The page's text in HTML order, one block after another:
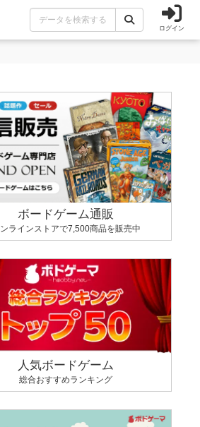
通販ストア ログイン
ボードゲーム通販
ラインストアで7,500商品を販売中
人気ボードゲーム
総合おすすめランキング